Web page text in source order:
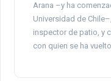
Arana –y ha
Universidad de
inspector de patio, y
con quien se ha